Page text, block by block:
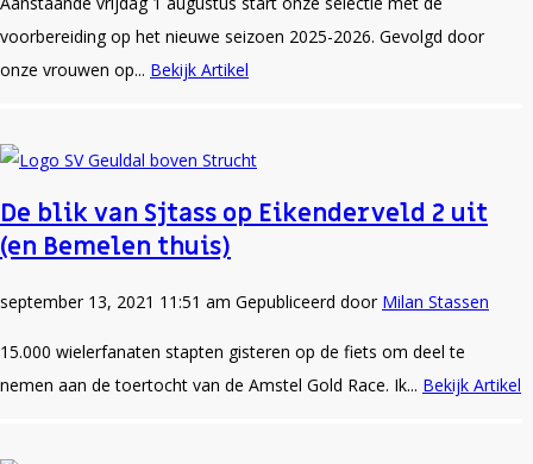
voorbereiding op het nieuwe seizoen 2025-2026. Gevolgd door
onze vrouwen op... Bekijk Artikel
De blik van Sjtass op Eikenderveld 2 uit
(en Bemelen thuis)
september 13, 2021 11:51 am Gepubliceerd door Milan Stassen
15.000 wielerfanaten stapten gisteren op de fiets om deel te
nemen aan de toertocht van de Amstel Gold Race. Ik... Bekijk Artikel